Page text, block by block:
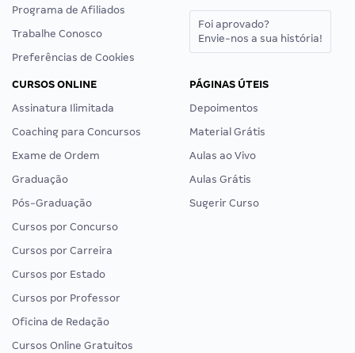
Programa de Afiliados
Trabalhe Conosco
Preferências de Cookies
Foi aprovado?
Envie-nos a sua história!
CURSOS ONLINE
Assinatura Ilimitada
Coaching para Concursos
Exame de Ordem
Graduação
Pós-Graduação
Cursos por Concurso
Cursos por Carreira
Cursos por Estado
Cursos por Professor
Oficina de Redação
Cursos Online Gratuitos
PÁGINAS ÚTEIS
Depoimentos
Material Grátis
Aulas ao Vivo
Aulas Grátis
Sugerir Curso